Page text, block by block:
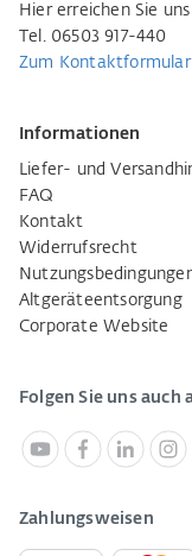
Hier erreichen Sie
Tel. 06503 917-440
Zum Kontaktformular
Informationen
Liefer- und
FAQ
Kontakt
Widerrufsrecht
Altgeräteentsorgung
Corporate Website
Folgen Sie uns auch
Zahlungsweisen